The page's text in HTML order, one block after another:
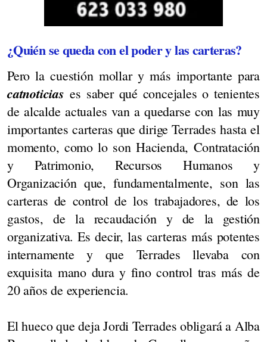
¿Quién se queda con el poder y las carteras?
Pero la cuestión mollar y más importante para
catnoticias es saber qué concejales o tenientes
de alcalde actuales van a quedarse con las muy
importantes carteras que dirige Terrades hasta el
momento, como lo son Hacienda, Contratación
y Patrimonio, Recursos Humanos y
Organización que, fundamentalmente, son las
carteras de control de los trabajadores, de los
gastos, de la recaudación y de la gestión
organizativa. Es decir, las carteras más potentes
internamente y que Terrades llevaba con
exquisita mano dura y fino control tras más de
20 años de experiencia.
El hueco que deja Jordi Terrades obligará a Alba